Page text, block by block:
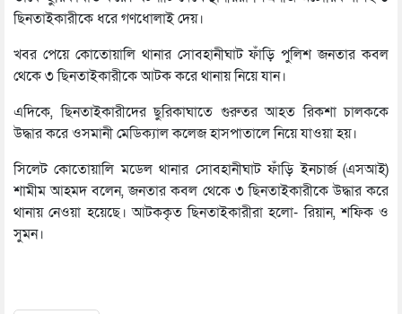
ছিনতাইকারীকে ধরে গণধোলাই দেয়।
খবর পেয়ে কোতোয়ালি থানার সোবহানীঘাট ফাঁড়ি পুলিশ জনতার কবল
থেকে ৩ ছিনতাইকারীকে আটক করে থানায় নিয়ে যান।
এদিকে, ছিনতাইকারীদের ছুরিকাঘাতে গুরুতর আহত রিকশা চালককে
উদ্ধার করে ওসমানী মেডিক্যাল কলেজ হাসপাতালে নিয়ে যাওয়া হয়।
সিলেট কোতোয়ালি মডেল থানার সোবহানীঘাট ফাঁড়ি ইনচার্জ (এসআই)
শামীম আহমদ বলেন, জনতার কবল থেকে ৩ ছিনতাইকারীকে উদ্ধার করে
থানায় নেওয়া হয়েছে। আটককৃত ছিনতাইকারীরা হলো- রিয়ান, শফিক ও
সুমন।